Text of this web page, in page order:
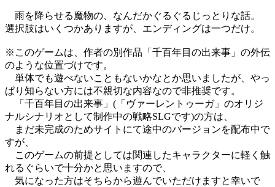
雨を降らせる魔物の、なんだかぐるぐるじっとりな話。
選択肢はいくつかありますが、エンディングは一つだけ。
※このゲームは、作者の別作品「千百年目の出来事」の外伝
のような位置づけです。
単体でも遊べないこともないかなとか思いましたが、やっ
ぱり知らない方には不親切な内容なので非推奨です。
「千百年目の出来事」(「ヴァーレントゥーガ」のオリジ
ナルシナリオとして制作中の戦略SLGです)の方は、
まだ未完成のためサイトにて途中のバージョンを配布中で
すが、
このゲームの前提としては関連したキャラクターに軽く触
れるぐらいで十分かと思いますので、
気になった方はそちらから遊んでいただけますと幸いで